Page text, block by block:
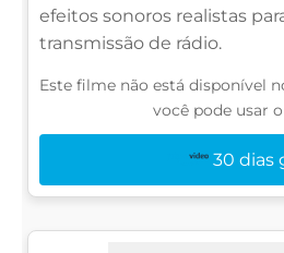
efeitos sonoros realistas
transmissão de rádio.
Este filme não está disponível
você pode usar
30 dias